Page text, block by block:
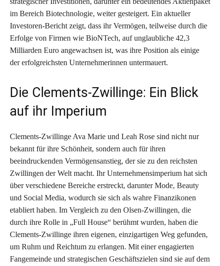
im Bereich Biotechnologie, weiter gesteigert. Ein aktueller
Investoren-Bericht zeigt, dass ihr Vermögen, teilweise durch die
Erfolge von Firmen wie BioNTech, auf unglaubliche 42,3
Milliarden Euro angewachsen ist, was ihre Position als einige
der erfolgreichsten Unternehmerinnen untermauert.
Die Clements-Zwillinge: Ein Blick
auf ihr Imperium
Clements-Zwillinge Ava Marie und Leah Rose sind nicht nur
bekannt für ihre Schönheit, sondern auch für ihren
beeindruckenden Vermögensanstieg, der sie zu den reichsten
Zwillingen der Welt macht. Ihr Unternehmensimperium hat sich
über verschiedene Bereiche erstreckt, darunter Mode, Beauty
und Social Media, wodurch sie sich als wahre Finanzikonen
etabliert haben. Im Vergleich zu den Olsen-Zwillingen, die
durch ihre Rolle in „Full House“ berühmt wurden, haben die
Clements-Zwillinge ihren eigenen, einzigartigen Weg gefunden,
um Ruhm und Reichtum zu erlangen. Mit einer engagierten
Fangemeinde und strategischen Geschäftszielen sind sie auf dem